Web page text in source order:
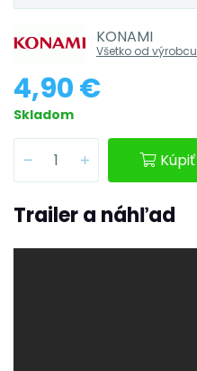
KONAMI
Všetko od výrobcu
4,90 €
Skladom
Kúpiť
Trailer a náhľad